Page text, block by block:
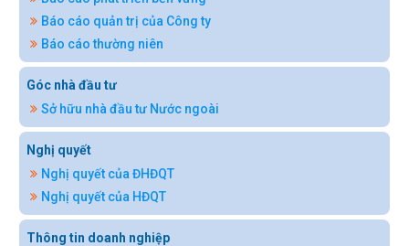
Báo cáo quản trị của Công ty
Báo cáo thường niên
Góc nhà đầu tư
Sở hữu nhà đầu tư Nước ngoài
Nghị quyết
Nghị quyết của ĐHĐQT
Nghị quyết của HĐQT
Thông tin doanh nghiệp